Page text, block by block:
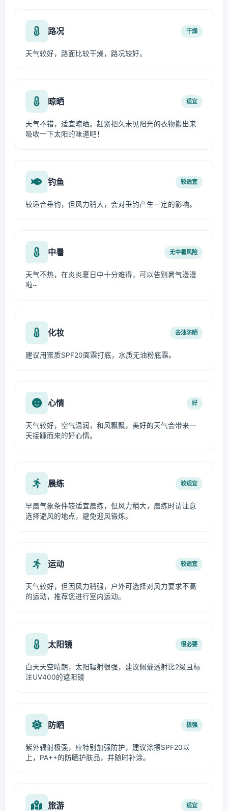
路况 干燥
天气较好，路面比较干燥，路况较好。
晾晒 适宜
天气不错，适宜晾晒。赶紧把久未见阳光的衣物搬出来
吸收一下太阳的味道吧！
钓鱼 较适宜
较适合垂钓，但风力稍大，会对垂钓产生一定的影响。
中暑 无中暑风险
天气不热，在炎炎夏日中十分难得，可以告别暑气漫漫
啦~
化妆 去油防晒
建议用蜜质SPF20面霜打底，水质无油粉底霜。
心情 好
天气较好，空气温润，和风飘飘，美好的天气会带来一
天接踵而来的好心情。
晨练 较适宜
早晨气象条件较适宜晨练，但风力稍大，晨练时请注意
选择避风的地点，避免迎风锻炼。
运动 较适宜
天气较好，但因风力稍强，户外可选择对风力要求不高
的运动，推荐您进行室内运动。
太阳镜 很必要
白天天空晴朗，太阳辐射很强，建议佩戴透射比2级且标
注UV400的遮阳镜
防晒 极强
紫外辐射极强，应特别加强防护，建议涂擦SPF20以
上，PA++的防晒护肤品，并随时补涂。
旅游 适宜